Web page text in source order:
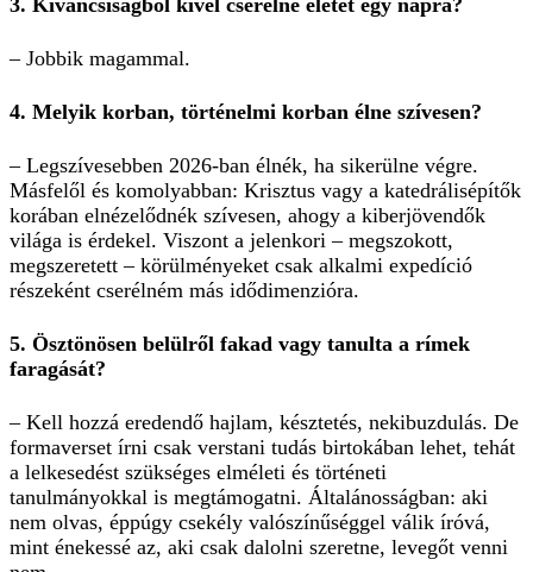
– Jobbik magammal.
4. Melyik korban, történelmi korban élne szívesen?
– Legszívesebben 2026-ban élnék, ha sikerülne végre.
Másfelől és komolyabban: Krisztus vagy a katedrálisépítők
korában elnézelődnék szívesen, ahogy a kiberjövendők
világa is érdekel. Viszont a jelenkori – megszokott,
megszeretett – körülményeket csak alkalmi expedíció
részeként cserélném más idődimenzióra.
5. Ösztönösen belülről fakad vagy tanulta a rímek
faragását?
– Kell hozzá eredendő hajlam, késztetés, nekibuzdulás. De
formaverset írni csak verstani tudás birtokában lehet, tehát
a lelkesedést szükséges elméleti és történeti
tanulmányokkal is megtámogatni. Általánosságban: aki
nem olvas, éppúgy csekély valószínűséggel válik íróvá,
mint énekessé az, aki csak dalolni szeretne, levegőt venni